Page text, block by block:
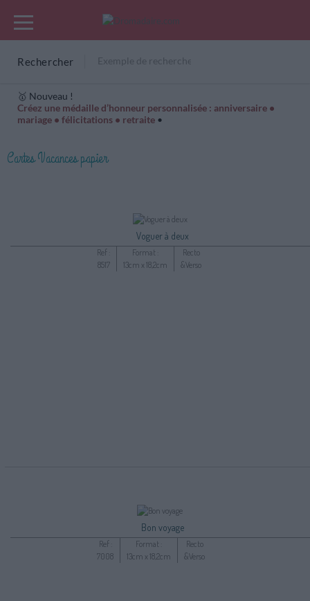
Rechercher
🥇 Nouveau !
Créez une médaille d’honneur personnalisée : anniversaire •
mariage • félicitations • retraite •
Cartes Hiver Cadeaux années de naissance
Cartes Vacances papier
Voguer à deux
Ref :
8517
Format :
13cm x 18,2cm
Recto
&Verso
Bon voyage
Ref :
7008
Format :
13cm x 18,2cm
Recto
&Verso